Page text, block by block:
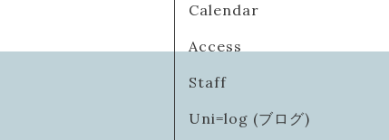
Calendar
Access
Staff
Uni=log (ブログ)